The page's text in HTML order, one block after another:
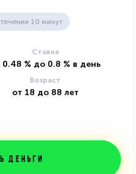
10 минут
Ставка
0.48 % до 0.8 % в день
Возраст
от 18 до 88 лет
деньги